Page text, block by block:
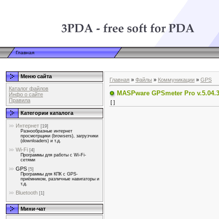
Главная
Меню сайта
Каталог файлов
Инфо о сайте
Правила
Категории каталога
Интернет [19]
Разнообразные интернет
просмотрщики (browsers), загрузчики
(downloaders) и т.д.
Wi-Fi [4]
Программы для работы с Wi-Fi-
сетями
GPS [5]
Программы для КПК с GPS-
приёмником, различные навигаторы и
т.д.
Bluetooth [1]
Мини-чат
Главная » Файлы » Коммуникации » GPS
MASPware GPSmeter Pro
[ ]